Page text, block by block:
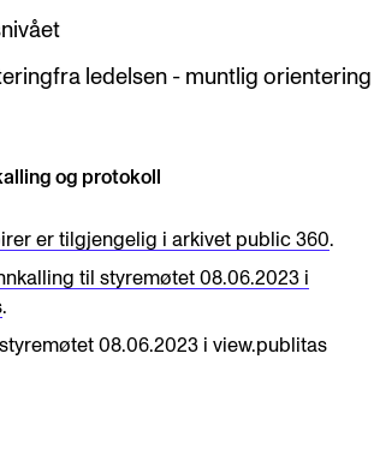
and promoting
– sound, light, video
Organisation
ledelsen - muntlig orientering
og protokoll
er tilgjengelig i arkivet public 360.
til styremøtet 08.06.2023 i
.
08.06.2023 i view.publitas